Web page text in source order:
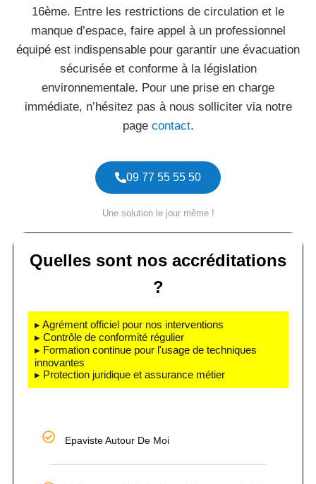
16ème. Entre les restrictions de circulation et le
manque d’espace, faire appel à un professionnel
équipé est indispensable pour garantir une évacuation
sécurisée et conforme à la législation
environnementale. Pour une prise en charge
immédiate, n’hésitez pas à nous solliciter via notre
page contact.
09 77 55 55 50
Une solution le jour même !
Quelles sont nos accréditations
?
▸ Agrément officiel pour nos interventions
▸ Contrôle de conformité régulier
▸ Formation continue pour l'usage de techniques
innovantes
▸ Protection juridique et assurance métier
Epaviste Autour De Moi